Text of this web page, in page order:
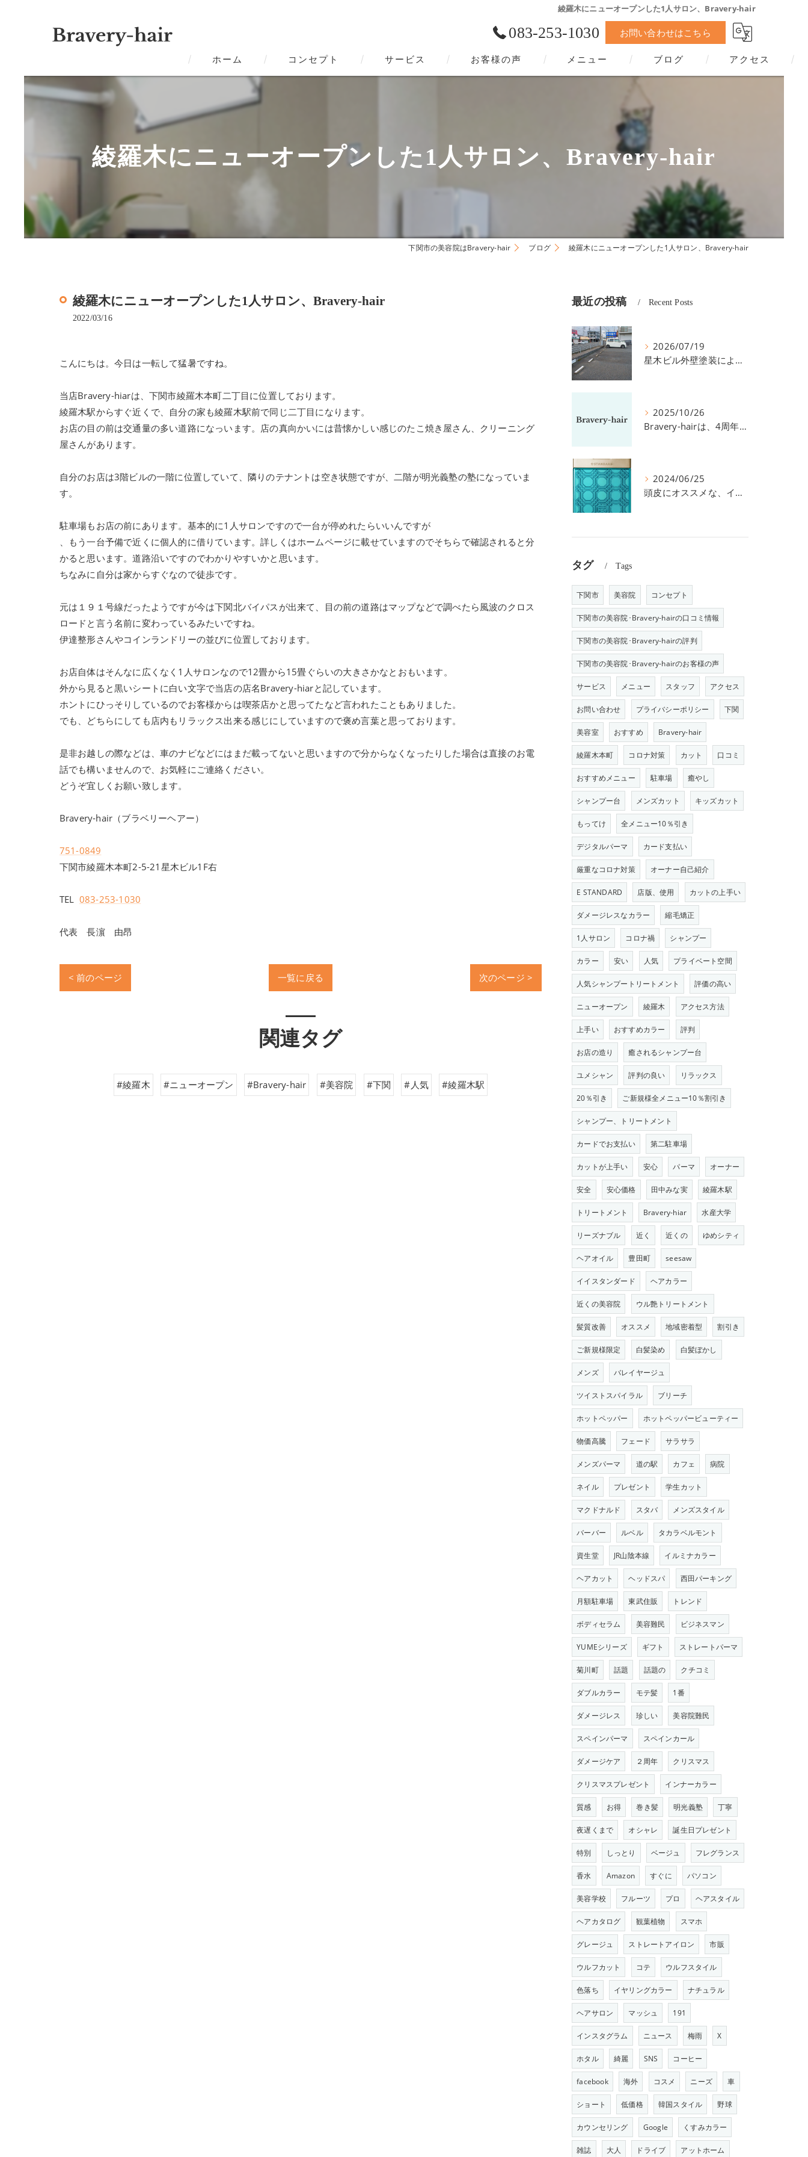
綾羅木にニューオープンした1人サロン、Bravery-hair
083-253-1030 お問い合わせはこちら
ホーム コンセプト
下関市の美容院･Bravery-hairのお客様の声
サービス お客様の声 メニュー ブログ アクセス
綾羅木にニューオープンした1人サロン、Bravery-hair
下関市の美容院はBravery-hair ブログ 綾羅木にニューオープンした1人サロン、Bravery-hair
綾羅木にニューオープンした1人サロン、Bravery-hair
2022/03/16
こんにちは。今日は一転して猛暑ですね。
当店Bravery-hiarは、下関市綾羅木本町二丁目に位置しております。
綾羅木駅からすぐ近くで、自分の家も綾羅木駅前で同じ二丁目になります。
お店の目の前は交通量の多い道路になっいます。店の真向かいには昔懐かしい感じのたこ焼き屋さん、クリーニング
屋さんがあります。
自分のお店は3階ビルの一階に位置していて、隣りのテナントは空き状態ですが、二階が明光義塾の塾になっていま
す。
駐車場もお店の前にあります。基本的に1人サロンですので一台が停めれたらいいんですが
、もう一台予備で近くに個人的に借りています。詳しくはホームページに載せていますのでそちらで確認されると分
かると思います。道路沿いですのでわかりやすいかと思います。
ちなみに自分は家からすぐなので徒歩です。
元は１９１号線だったようですが今は下関北バイパスが出来て、目の前の道路はマップなどで調べたら風波のクロス
ロードと言う名前に変わっているみたいですね。
伊達整形さんやコインランドリーの並びに位置しております。
お店自体はそんなに広くなく1人サロンなので12畳から15畳ぐらいの大きさかなとおもいます。
外から見ると黒いシートに白い文字で当店の店名Bravery-hiarと記しています。
ホントにひっそりしているのでお客様からは喫茶店かと思ってたなど言われたこともありました。
でも、どちらにしても店内もリラックス出来る感じにしていますので褒め言葉と思っております。
是非お越しの際などは、車のナビなどにはまだ載ってないと思いますので分からなくなったりした場合は直接のお電
話でも構いませんので、お気軽にご連絡ください。
どうぞ宜しくお願い致します。
Bravery-hair（ブラベリーヘアー）
751-0849
下関市綾羅木本町2-5-21星木ビル1F右
TEL 083-253-1030
代表 長濵 由昂
< 前のページ 一覧に戻る 次のページ >
関連タグ
#綾羅木 #ニューオープン #Bravery-hair #美容院 #下関 #人気 #綾羅木駅
最近の投稿 Recent Posts
2026/07/19
星木ビル外壁塗装による、駐車場の件につきまして。
2025/10/26
Bravery-hairは、4周年を迎えました！
2024/06/25
頭皮にオススメな、イイスタンダードのスカルプ系シャンプー＆トリートメントです！
タグ Tags
下関市 美容院 コンセプト
下関市の美容院･Bravery-hairの口コミ情報
下関市の美容院･Bravery-hairの評判
下関市の美容院･Bravery-hairのお客様の声
サービス メニュー スタッフ アクセス
お問い合わせ プライバシーポリシー 下関
美容室 おすすめ Bravery-hair
綾羅木本町 コロナ対策 カット 口コミ
おすすめメニュー 駐車場 癒やし
シャンプー台 メンズカット キッズカット
もってけ 全メニュー10％引き
デジタルパーマ カード支払い
厳重なコロナ対策 オーナー自己紹介
E STANDARD 店版、使用 カットの上手い
ダメージレスなカラー 縮毛矯正
1人サロン コロナ禍 シャンプー
カラー 安い 人気 プライベート空間
人気シャンプートリートメント 評価の高い
ニューオープン 綾羅木 アクセス方法
上手い おすすめカラー 評判
お店の造り 癒されるシャンプー台
ユメシャン 評判の良い リラックス
20％引き ご新規様全メニュー10％割引き
シャンプー、トリートメント
カードでお支払い 第二駐車場
カットが上手い 安心 パーマ オーナー
安全 安心価格 田中みな実 綾羅木駅
トリートメント Bravery-hiar 水産大学
リーズナブル 近く 近くの ゆめシティ
ヘアオイル 豊田町 seesaw
イイスタンダード ヘアカラー
近くの美容院 ウル艶トリートメント
髪質改善 オススメ 地域密着型 割引き
ご新規様限定 白髪染め 白髪ぼかし
メンズ バレイヤージュ
ツイストスパイラル ブリーチ
ホットペッパー ホットペッパービューティー
物価高騰 フェード サラサラ
メンズパーマ 道の駅 カフェ 病院
ネイル プレゼント 学生カット
マクドナルド スタバ メンズスタイル
バーバー ルベル タカラベルモント
資生堂 JR山陰本線 イルミナカラー
ヘアカット ヘッドスパ 西田パーキング
月額駐車場 東武住販 トレンド
ボディセラム 美容難民 ビジネスマン
YUMEシリーズ ギフト ストレートパーマ
菊川町 話題 話題の クチコミ
ダブルカラー モテ髪 1番
ダメージレス 珍しい 美容院難民
スペインパーマ スペインカール
ダメージケア ２周年 クリスマス
クリスマスプレゼント インナーカラー
質感 お得 巻き髪 明光義塾 丁寧
夜遅くまで オシャレ 誕生日プレゼント
特別 しっとり ベージュ フレグランス
香水 Amazon すぐに パソコン
美容学校 フルーツ プロ ヘアスタイル
ヘアカタログ 観葉植物 スマホ
グレージュ ストレートアイロン 市販
ウルフカット コテ ウルフスタイル
色落ち イヤリングカラー ナチュラル
ヘアサロン マッシュ 191
インスタグラム ニュース 梅雨 X
ホタル 綺麗 SNS コーヒー
facebook 海外 コスメ ニーズ 車
ショート 低価格 韓国スタイル 野球
カウンセリング Google くすみカラー
雑誌 大人 ドライブ アットホーム